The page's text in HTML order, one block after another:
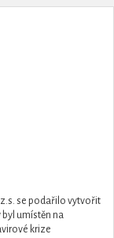
se podařilo vytvořit
byl umístěn na
krize